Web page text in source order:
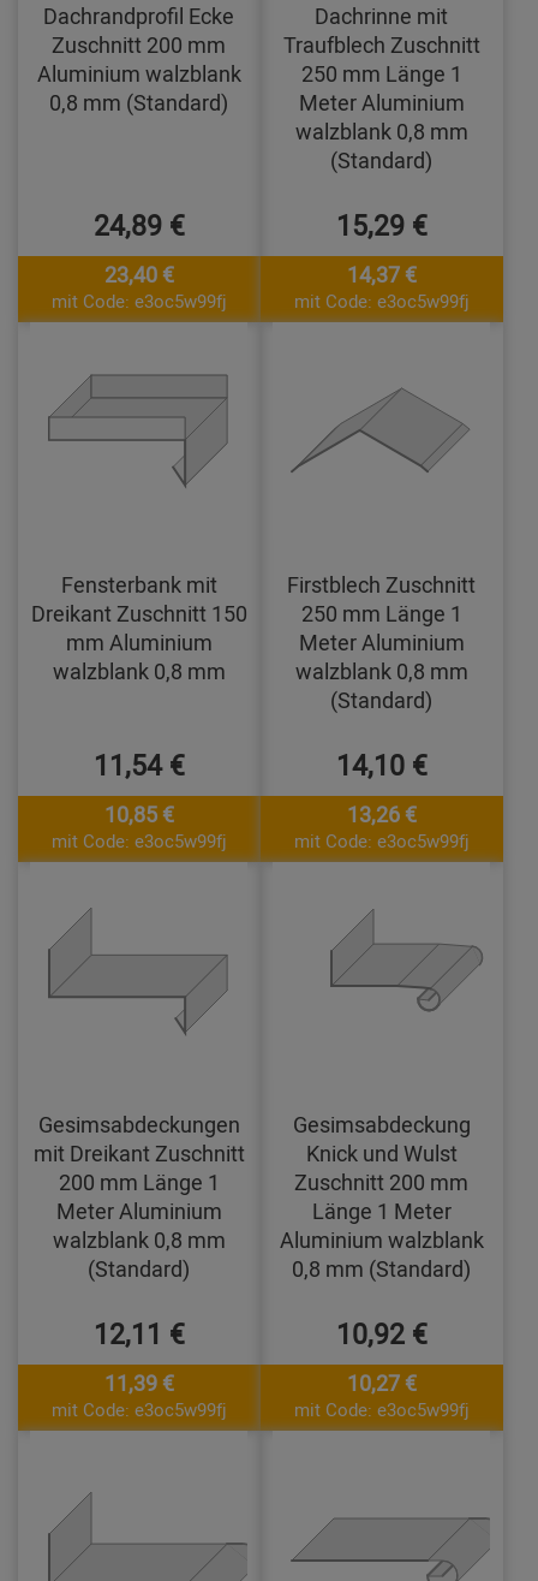
Dachrandprofil Ecke
Zuschnitt 200 mm
Aluminium walzblank
0,8 mm (Standard)
24,89 €
23,40 €
mit Code: e3oc5w99fj
Dachrinne mit
Traufblech Zuschnitt
250 mm Länge 1
Meter Aluminium
walzblank 0,8 mm
(Standard)
15,29 €
14,37 €
mit Code: e3oc5w99fj
Fensterbank mit
Dreikant Zuschnitt 150
mm Aluminium
walzblank 0,8 mm
11,54 €
10,85 €
mit Code: e3oc5w99fj
Firstblech Zuschnitt
250 mm Länge 1
Meter Aluminium
walzblank 0,8 mm
(Standard)
14,10 €
13,26 €
mit Code: e3oc5w99fj
Gesimsabdeckungen
mit Dreikant Zuschnitt
200 mm Länge 1
Meter Aluminium
walzblank 0,8 mm
(Standard)
12,11 €
11,39 €
mit Code: e3oc5w99fj
Gesimsabdeckung
Knick und Wulst
Zuschnitt 200 mm
Länge 1 Meter
Aluminium walzblank
0,8 mm (Standard)
10,92 €
10,27 €
mit Code: e3oc5w99fj